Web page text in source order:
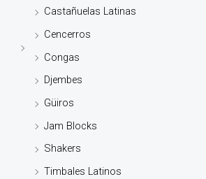
Castañuelas Latinas
Cencerros
Congas
Djembes
Güiros
Jam Blocks
Shakers
Timbales Latinos